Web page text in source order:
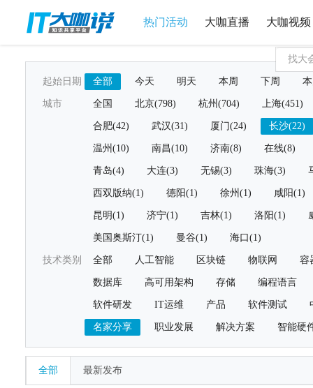
热门活动 大咖直播 大咖视频
起始日期 全部 今天 明天 本周 下周
城市 全国 北京(798) 杭州(704) 上海(451)
合肥(42) 武汉(31) 厦门(24) 长沙(22)
温州(10) 南昌(10) 济南(8) 在线(8)
青岛(4) 大连(3) 无锡(3) 珠海(3)
西双版纳(1) 德阳(1) 徐州(1) 咸阳(1)
昆明(1) 济宁(1) 吉林(1) 洛阳(1)
美国奥斯汀(1) 曼谷(1) 海口(1)
技术类别 全部 人工智能 区块链 物联网 容
数据库 高可用架构 存储 编程语言
软件研发 IT运维 产品 软件测试
名家分享 职业发展 解决方案 智能硬
全部 最新发布